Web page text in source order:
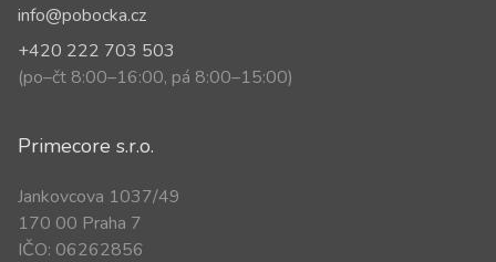
info@pobocka.cz
+420 222 703 503
(po–čt 8:00–16:00, pá 8:00–15:00)
Primecore s.r.o.
Jankovcova 1037/49
170 00 Praha 7
IČO: 06262856